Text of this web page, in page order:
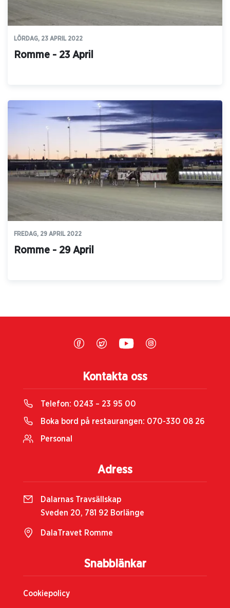
LÖRDAG, 23 APRIL 2022
Romme - 23 April
FREDAG, 29 APRIL 2022
Romme - 29 April
Snabblänkar
Cookiepolicy
Kontakta oss
Telefon: 0243 – 23 95 00
Boka bord på restaurangen: 070-330 08 26
Personal
Adress
Dalarnas Travsällskap
Sveden 20, 781 92 Borlänge
DalaTravet Romme